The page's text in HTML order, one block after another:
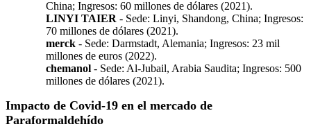
China; Ingresos: 60 millones de dólares (2021).
LINYI TAIER - Sede: Linyi, Shandong, China; Ingresos:
70 millones de dólares (2021).
merck - Sede: Darmstadt, Alemania; Ingresos: 23 mil
millones de euros (2022).
chemanol - Sede: Al-Jubail, Arabia Saudita; Ingresos: 500
millones de dólares (2021).
Impacto de Covid-19 en el mercado de
Paraformaldehído